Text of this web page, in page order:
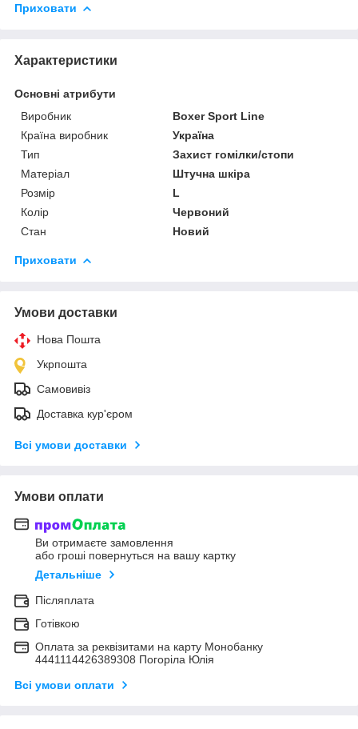
Приховати
Характеристики
Основні атрибути
Виробник
Boxer Sport Line
Країна виробник
Україна
Тип
Захист гомілки/стопи
Матеріал
Штучна шкіра
Розмір
L
Колір
Червоний
Стан
Новий
Приховати
Умови доставки
Нова Пошта
Укрпошта
Самовивіз
Доставка кур'єром
Всі умови доставки
Умови оплати
Ви отримаєте замовлення
або гроші повернуться на вашу картку
Детальніше
Післяплата
Готівкою
Оплата за реквізитами на карту Монобанку
4441114426389308 Погоріла Юлія
Всі умови оплати